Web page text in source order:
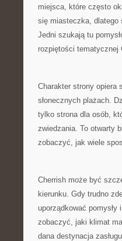
miejsca, które często
się miasteczka, dlatego
Jedni szukają tu
rozpiętości tematycznej
Charakter strony opiera
słonecznych plażach.
tylko strona dla osób,
zwiedzania. To otwarty
zobaczyć, jak wiele
Cherrish może być
kierunku. Gdy trudno
uporządkować pomysły
zobaczyć, jaki klimat
dana destynacja